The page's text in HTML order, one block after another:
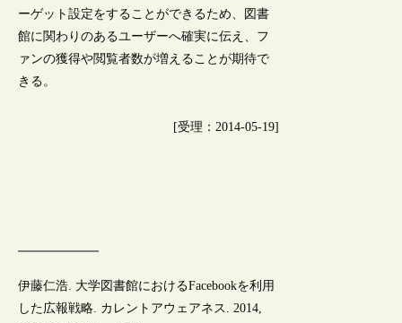
ーゲット設定をすることができるため、図書
館に関わりのあるユーザーへ確実に伝え、フ
ァンの獲得や閲覧者数が増えることが期待で
きる。
[受理：2014-05-19]
伊藤仁浩. 大学図書館におけるFacebookを利用
した広報戦略. カレントアウェアネス. 2014,